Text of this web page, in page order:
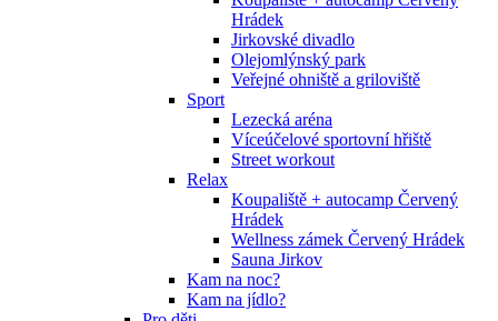
Hrádek
Jirkovské divadlo
Olejomlýnský park
Veřejné ohniště a griloviště
Sport
Lezecká aréna
Víceúčelové sportovní hřiště
Street workout
Relax
Koupaliště + autocamp Červený
Hrádek
Wellness zámek Červený Hrádek
Sauna Jirkov
Kam na noc?
Kam na jídlo?